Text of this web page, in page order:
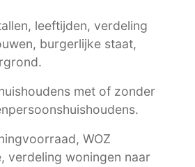
leeftijden, verdeling
burgerlijke staat,
met of zonder
WOZ
verdeling woningen naar